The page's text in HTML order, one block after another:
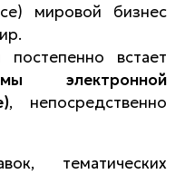
мировой бизнес
встает
электронной
, непосредственно
тематических